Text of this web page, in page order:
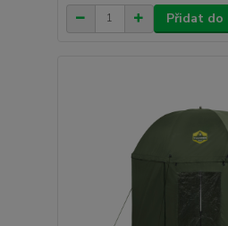
Přidat do